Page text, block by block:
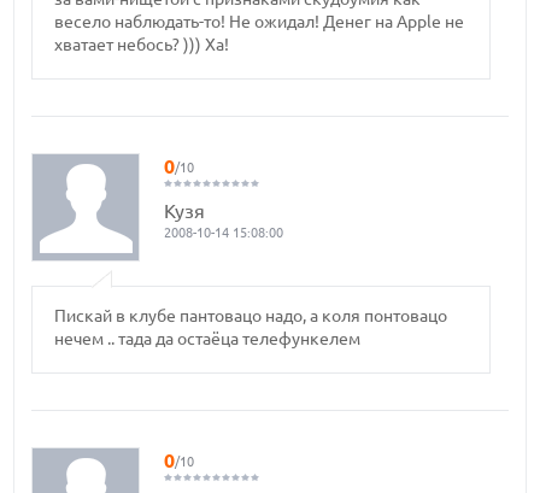
весело наблюдать-то! Не ожидал! Денег на Apple не
хватает небось? ))) Ха!
0/10
Кузя
2008-10-14 15:08:00
Пискай в клубе пантовацо надо, а коля понтовацо
нечем .. тада да остаёца телефункелем
0/10